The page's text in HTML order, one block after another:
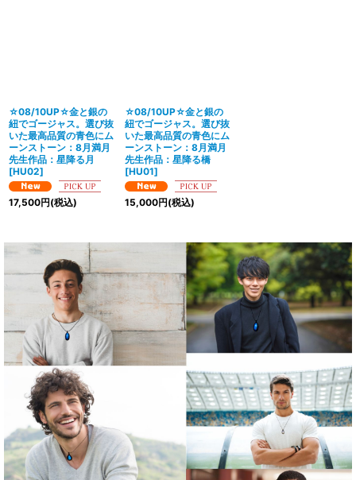
☆08/10UP☆金と銀の
紐でゴージャス。選び抜
いた最高品質の青色にム
ーンストーン：8月満月
先生作品：星降る月
[HU02]
17,500円(税込)
☆08/10UP☆金と銀の
紐でゴージャス。選び抜
いた最高品質の青色にム
ーンストーン：8月満月
先生作品：星降る橋
[HU01]
15,000円(税込)